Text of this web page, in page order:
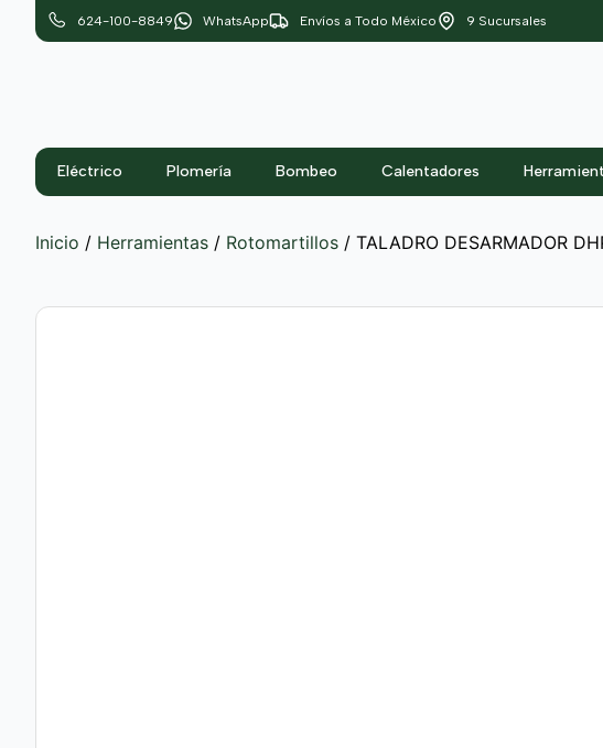
624-100-8849 WhatsApp Envíos a Todo México 9 Sucursales
Eléctrico Plomería Bombeo Calentadores
Inicio / Herramientas / Rotomartillos / TALADRO DESARMADOR